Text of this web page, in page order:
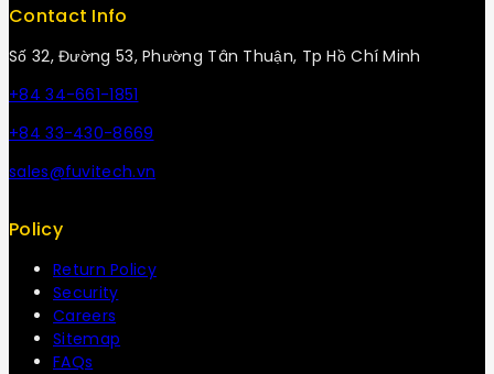
Contact Info
Số 32, Đường 53, Phường Tân Thuận, Tp Hồ Chí Minh
+84 34-661-1851
+84 33-430-8669
sales@fuvitech.vn
Policy
Return Policy
Security
Careers
Sitemap
FAQs